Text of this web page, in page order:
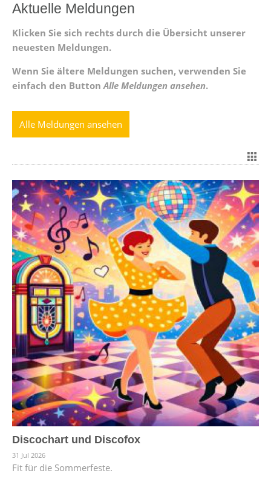
Aktuelle Meldungen
Klicken Sie sich rechts durch die Übersicht unserer
neuesten Meldungen.
Wenn Sie ältere Meldungen suchen, verwenden Sie
einfach den ButtonAlle Meldungen ansehen.
Alle Meldungen ansehen
Discochart und Discofox
31 Jul 2026
Fit für die Sommerfeste.